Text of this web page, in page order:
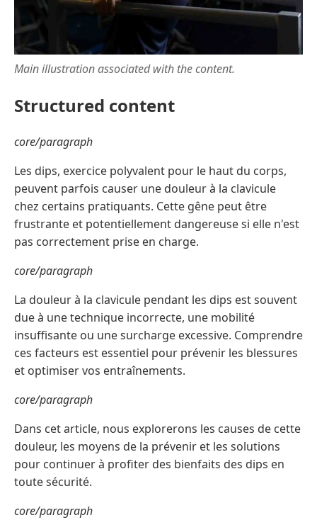
Main illustration associated with the content.
Structured content
core/paragraph
Les dips, exercice polyvalent pour le haut du corps,
peuvent parfois causer une douleur à la clavicule
chez certains pratiquants. Cette gêne peut être
frustrante et potentiellement dangereuse si elle n'est
pas correctement prise en charge.
core/paragraph
La douleur à la clavicule pendant les dips est souvent
due à une technique incorrecte, une mobilité
insuffisante ou une surcharge excessive. Comprendre
ces facteurs est essentiel pour prévenir les blessures
et optimiser vos entraînements.
core/paragraph
Dans cet article, nous explorerons les causes de cette
douleur, les moyens de la prévenir et les solutions
pour continuer à profiter des bienfaits des dips en
toute sécurité.
core/paragraph